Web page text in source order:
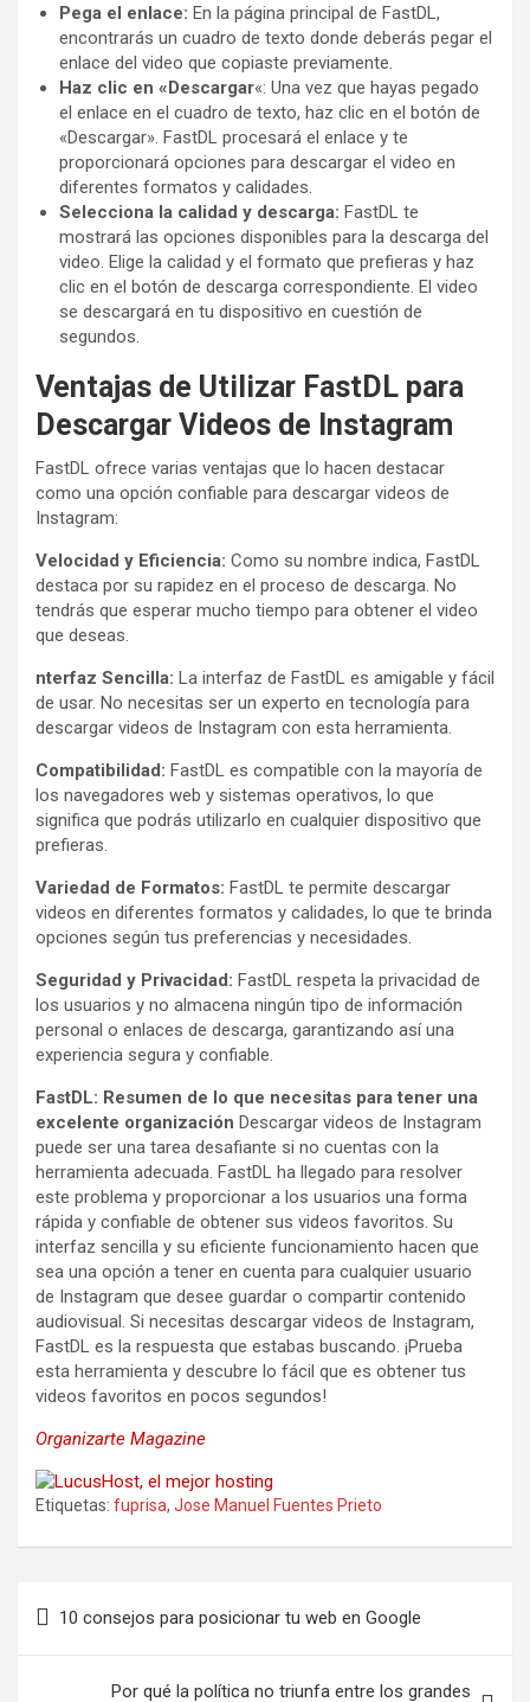
Pega el enlace: En la página principal de FastDL,
encontrarás un cuadro de texto donde deberás pegar el
enlace del video que copiaste previamente.
Haz clic en «Descargar«: Una vez que hayas pegado
el enlace en el cuadro de texto, haz clic en el botón de
«Descargar». FastDL procesará el enlace y te
proporcionará opciones para descargar el video en
diferentes formatos y calidades.
Selecciona la calidad y descarga: FastDL te
mostrará las opciones disponibles para la descarga del
video. Elige la calidad y el formato que prefieras y haz
clic en el botón de descarga correspondiente. El video
se descargará en tu dispositivo en cuestión de
segundos.
Ventajas de Utilizar FastDL para
Descargar Videos de Instagram
FastDL ofrece varias ventajas que lo hacen destacar
como una opción confiable para descargar videos de
Instagram:
Velocidad y Eficiencia: Como su nombre indica, FastDL
destaca por su rapidez en el proceso de descarga. No
tendrás que esperar mucho tiempo para obtener el video
que deseas.
nterfaz Sencilla: La interfaz de FastDL es amigable y fácil
de usar. No necesitas ser un experto en tecnología para
descargar videos de Instagram con esta herramienta.
Compatibilidad: FastDL es compatible con la mayoría de
los navegadores web y sistemas operativos, lo que
significa que podrás utilizarlo en cualquier dispositivo que
prefieras.
Variedad de Formatos: FastDL te permite descargar
videos en diferentes formatos y calidades, lo que te brinda
opciones según tus preferencias y necesidades.
Seguridad y Privacidad: FastDL respeta la privacidad de
los usuarios y no almacena ningún tipo de información
personal o enlaces de descarga, garantizando así una
experiencia segura y confiable.
FastDL: Resumen de lo que necesitas para tener una
excelente organización Descargar videos de Instagram
puede ser una tarea desafiante si no cuentas con la
herramienta adecuada. FastDL ha llegado para resolver
este problema y proporcionar a los usuarios una forma
rápida y confiable de obtener sus videos favoritos. Su
interfaz sencilla y su eficiente funcionamiento hacen que
sea una opción a tener en cuenta para cualquier usuario
de Instagram que desee guardar o compartir contenido
audiovisual. Si necesitas descargar videos de Instagram,
FastDL es la respuesta que estabas buscando. ¡Prueba
esta herramienta y descubre lo fácil que es obtener tus
videos favoritos en pocos segundos!
Organizarte Magazine
Etiquetas: fuprisa, Jose Manuel Fuentes Prieto
10 consejos para posicionar tu web en Google
Por qué la política no triunfa entre los grandes